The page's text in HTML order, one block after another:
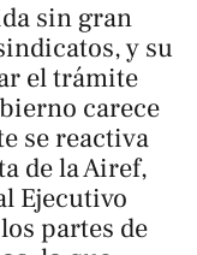
sin gran
y su
el trámite
carece
se reactiva
de la Airef,
Ejecutivo
partes de